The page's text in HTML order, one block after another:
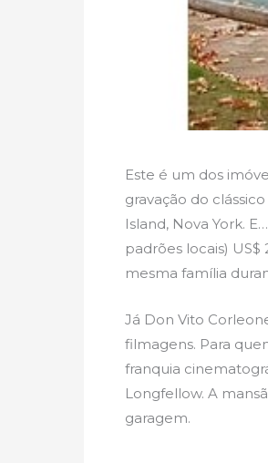
Este é um dos
gravação do
Island, Nova York.
padrões locais)
mesma família
Já Don Vito
filmagens. Para
franquia
Longfellow. A
garagem.